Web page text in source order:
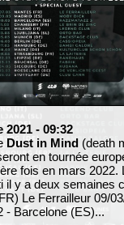
2021 - 09:32
Dust in Mind(death
en tournée
fois en mars 2022.
il y a deux semaines
Le Ferrailleur 09/
- Barcelone (ES)...